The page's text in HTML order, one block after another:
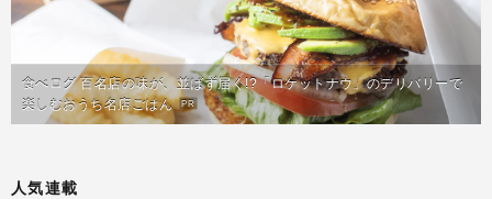
食べログ 百名店の味が、並ばず届く!?「ロケットナウ」のデリバリーで
楽しむおうち名店ごはん PR
人気連載